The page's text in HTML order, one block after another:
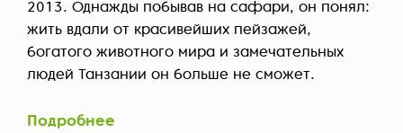
2013. Однажды побывав на сафари, он понял:
жить вдали от красивейших пейзажей,
богатого животного мира и замечательных
людей Танзании он больше не сможет.
Подробнее